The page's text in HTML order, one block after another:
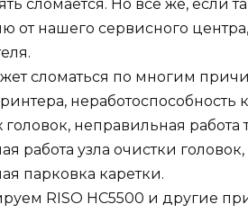
сломается. Но все же, если
от нашего сервисного
сломаться по многим
неправильная работа
работа узла очистки
парковка каретки.
RISO HC5500 и другие